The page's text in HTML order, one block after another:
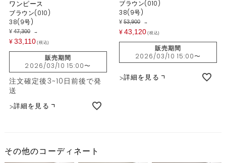
ワンピース
38(9号)
ブラウン(010)
¥ 47,300 →
¥ 33,110 税込
販売期間
2026/03/10 15:00〜
注文確定後3~10日前後で発
送
詳細を見る
38(9号)
ブラウン(010)
¥ 53,900 →
¥ 43,120 税込
販売期間
2026/03/10 15:00〜
詳細を見る
その他のコーディネート